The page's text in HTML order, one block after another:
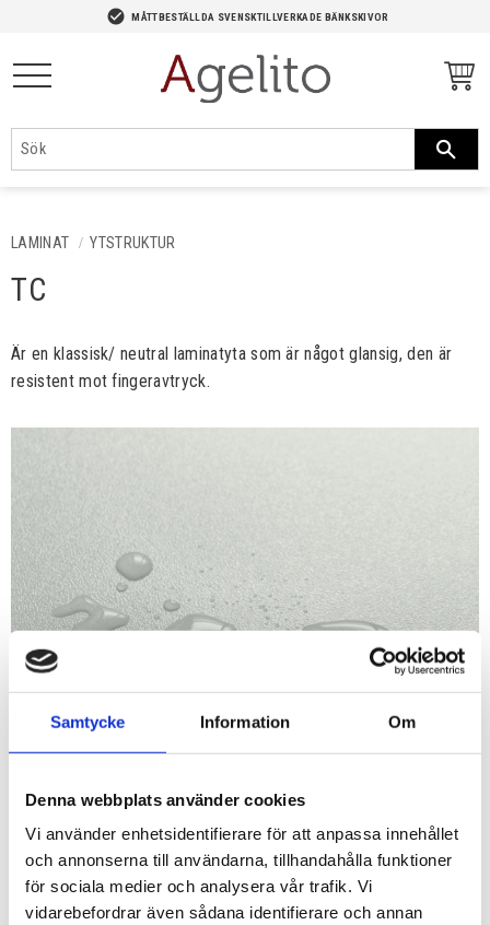
Samtycke Information Om
Denna webbplats använder cookies
Vi använder enhetsidentifierare för att anpassa innehållet
och annonserna till användarna, tillhandahålla funktioner
för sociala medier och analysera vår trafik. Vi
vidarebefordrar även sådana identifierare och annan
check_circle MÅTTBESTÄLLDA SVENSKTILLVERKADE BÄNKSKIVOR
LAMINAT YTSTRUKTUR
TC
Är en klassisk/ neutral laminatyta som är något glansig, den är
resistent mot fingeravtryck.